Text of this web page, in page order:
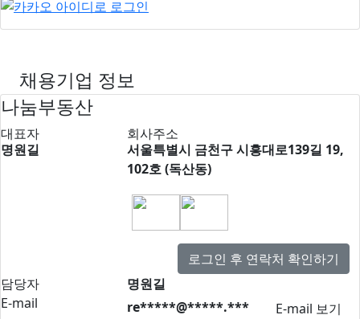
채용기업 정보
나눔부동산
대표자
명원길
회사주소
서울특별시 금천구 시흥대로139길 19,
102호 (독산동)
로그인 후 연락처 확인하기
담당자
명원길
E-mail
re*****@*****.*** E-mail 보기